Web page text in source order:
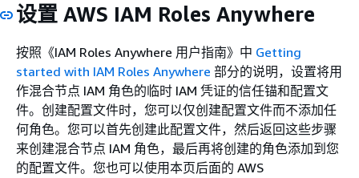
设置 AWS IAM Roles Anywhere
按照《IAM Roles Anywhere 用户指南》中 Getting
started with IAM Roles Anywhere 部分的说明，设置将用
作混合节点 IAM 角色的临时 IAM 凭证的信任锚和配置文
件。创建配置文件时，您可以仅创建配置文件而不添加任
何角色。您可以首先创建此配置文件，然后返回这些步骤
来创建混合节点 IAM 角色，最后再将创建的角色添加到您
的配置文件。您也可以使用本页后面的 AWS